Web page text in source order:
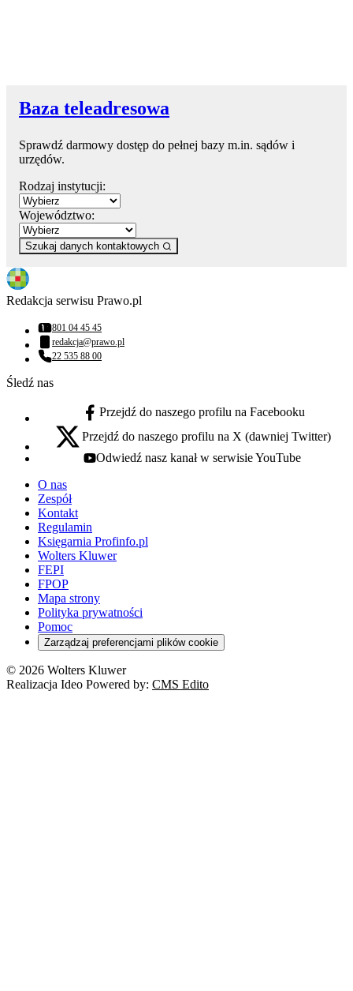
Baza teleadresowa
Sprawdź darmowy dostęp do pełnej bazy m.in. sądów i
urzędów.
Rodzaj instytucji:
Województwo:
Szukaj danych kontaktowych
Redakcja serwisu Prawo.pl
Numer telefonu:
801 04 45 45
Adres email:
redakcja@prawo.pl
Numer telefonu:
22 535 88 00
Śledź nas
facebook - otwiera się w nowej karcie
Przejdź do naszego profilu na Facebooku
x - otwiera się w nowej karcie
Przejdź do naszego profilu na X (dawniej Twitter)
youtube - otwiera się w nowej karcie
Odwiedź nasz kanał w serwisie YouTube
O nas
Zespół
Kontakt
Regulamin
Księgarnia Profinfo.pl
Wolters Kluwer
FEPI
FPOP
Mapa strony
Polityka prywatności
Pomoc
Zarządzaj preferencjami plików cookie
© 2026 Wolters Kluwer
Realizacja Ideo Powered by: CMS Edito